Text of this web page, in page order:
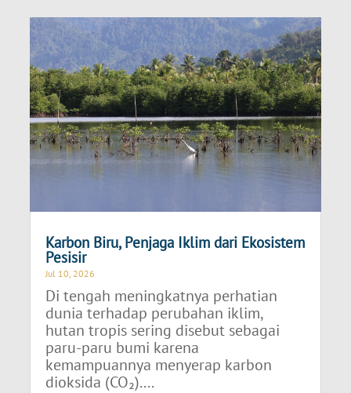
Karbon Biru, Penjaga Iklim dari Ekosistem
Pesisir
Jul 10, 2026
Di tengah meningkatnya perhatian
dunia terhadap perubahan iklim,
hutan tropis sering disebut sebagai
paru-paru bumi karena
kemampuannya menyerap karbon
dioksida (CO₂)....